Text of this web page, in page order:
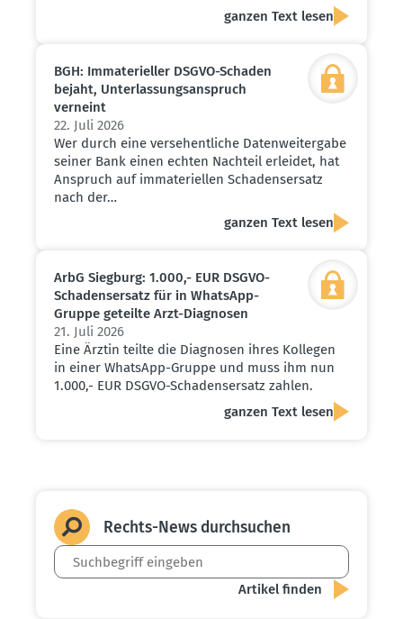
ganzen Text lesen
BGH: Immate­ri­eller DSGVO-Schaden
bejaht, Unter­las­sungs­an­spruch
verneint
22. Juli 2026
Wer durch eine versehentliche Datenweitergabe
seiner Bank einen echten Nachteil erleidet, hat
Anspruch auf immateriellen Schadensersatz
nach der…
ganzen Text lesen
ArbG Siegburg: 1.000,- EUR DSGVO-
Schadens­ersatz für in WhatsApp-
Gruppe geteilte Arzt-Diagnosen
21. Juli 2026
Eine Ärztin teilte die Diagnosen ihres Kollegen
in einer WhatsApp-Gruppe und muss ihm nun
1.000,- EUR DSGVO-Schadensersatz zahlen.
ganzen Text lesen
Rechts-News durch­suchen